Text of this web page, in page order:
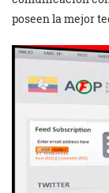
poseen la mejor